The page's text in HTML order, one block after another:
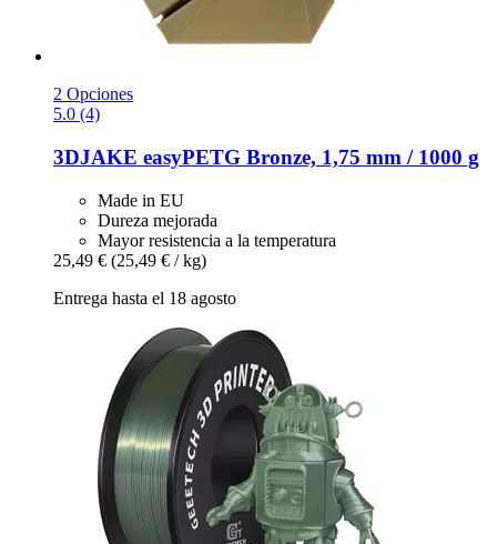
2 Opciones
5.0 (4)
3DJAKE easyPETG Bronze, 1,75 mm / 1000 g
Made in EU
Dureza mejorada
Mayor resistencia a la temperatura
25,49 € (25,49 € / kg)
Entrega hasta el 18 agosto